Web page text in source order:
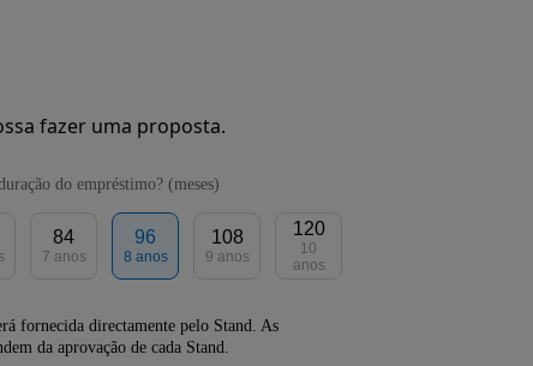
fazer uma proposta.
do empréstimo? (meses)
84
7 anos
96
8 anos
108
9 anos
120
10
anos
fornecida directamente pelo Stand. As
da aprovação de cada Stand.